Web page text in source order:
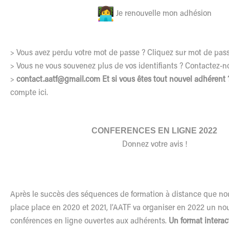
Je renouvelle mon adhésion
> Vous avez perdu votre mot de passe ? Cliquez sur mot de
> Vous ne vous souvenez plus de vos identifiants ? Contactez-
> contact.aatf@gmail.com Et si vous êtes tout nouvel adhérent
compte ici.
CONFERENCES EN LIGNE 2022
Donnez votre avis !
Après le succès des séquences de formation à distance que
place place en 2020 et 2021, l’AATF va organiser en 2022 un
conférences en ligne ouvertes aux adhérents. Un format